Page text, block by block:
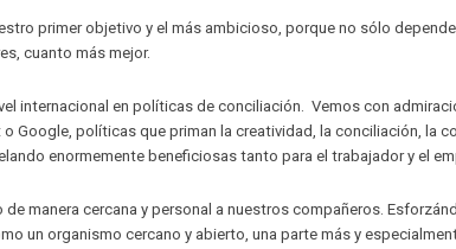
primer objetivo y el más ambicioso, porque no sólo
cuanto más mejor.
internacional en políticas de conciliación. Vemos con
Google, políticas que priman la creatividad, la conciliación, la
enormemente beneficiosas tanto para el trabajador y el
manera cercana y personal a nuestros compañeros.
un organismo cercano y abierto, una parte más y